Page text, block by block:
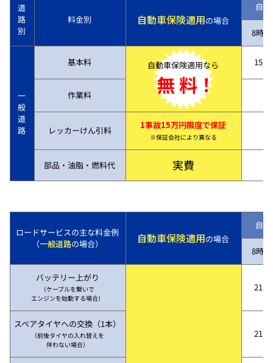
道
路
別
料金別 自動車保険適用の場合
自
8時
一
般
道
路
基本料 自動車保険適用なら
無 料！
作業料
レッカーけん引料 1事故15万円限度で保証
※保証会社により異なる
部品・油脂・燃料代 実費
ロードサービスの主な料金例
（一般道路の場合） 自動車保険適用の場合
自
8時
バッテリー上がり
（ケーブルを繋いで
エンジンを始動する場合）
スペアタイヤへの交換（1本）
（前後タイヤの入れ替えを
伴わない場合）